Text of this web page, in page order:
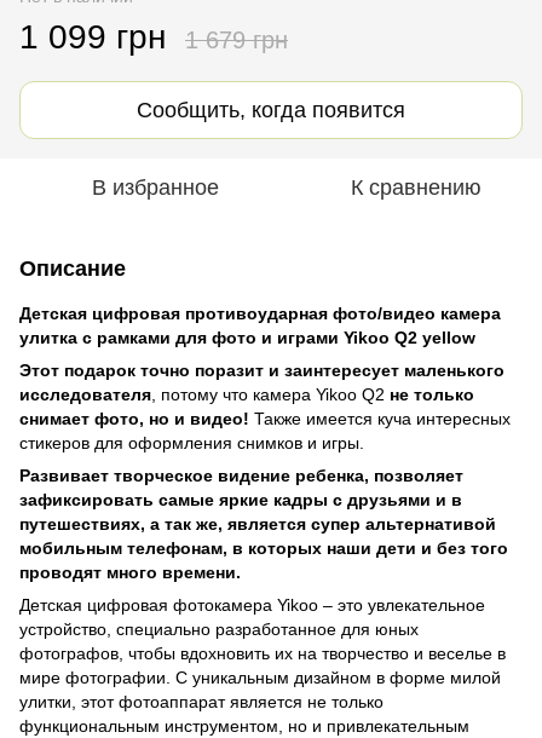
1 099 грн 1 679 грн
Сообщить, когда появится
В избранное К сравнению
Описание
Детская цифровая противоударная фото/видео камера
улитка с рамками для фото и играми Yikoo Q2 yellow
Этот подарок точно поразит и заинтересует маленького
исследователя , потому что камера Yikoo Q2 не только
снимает фото, но и видео! Также имеется куча интересных
стикеров для оформления снимков и игры.
Развивает творческое видение ребенка, позволяет
зафиксировать самые яркие кадры с друзьями и в
путешествиях, а так же, является супер альтернативой
мобильным телефонам, в которых наши дети и без того
проводят много времени.
Детская цифровая фотокамера Yikoo – это увлекательное
устройство, специально разработанное для юных
фотографов, чтобы вдохновить их на творчество и веселье в
мире фотографии. С уникальным дизайном в форме милой
улитки, этот фотоаппарат является не только
функциональным инструментом, но и привлекательным